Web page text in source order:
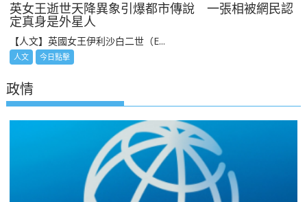
英女王逝世天降異象引爆都市傳說 一張相被網民認
定真身是外星人
【人文】英國女王伊利沙白二世（E...
人文 今日點擊
政情